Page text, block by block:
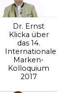
Dr. Ernst
Klicka über
das 14.
Internationale
Marken-
Kolloquium
2017